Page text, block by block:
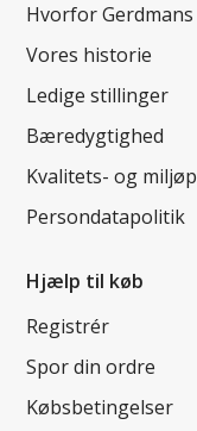
Hvorfor Gerdmans
Vores historie
Ledige stillinger
Bæredygtighed
Kvalitets- og
Persondatapolitik
Hjælp til køb
Registrér
Spor din ordre
Købsbetingelser